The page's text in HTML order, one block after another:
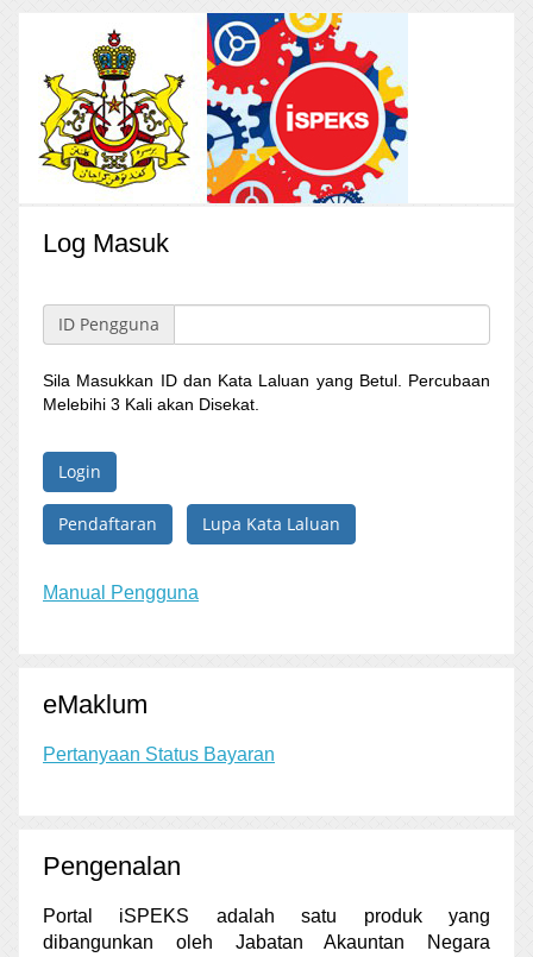
Log Masuk
ID Pengguna
Sila Masukkan ID dan Kata Laluan yang Betul. Percubaan
Melebihi 3 Kali akan Disekat.
Manual Pengguna
eMaklum
Pertanyaan Status Bayaran
Pengenalan
Portal iSPEKS adalah satu produk yang
dibangunkan oleh Jabatan Akauntan Negara